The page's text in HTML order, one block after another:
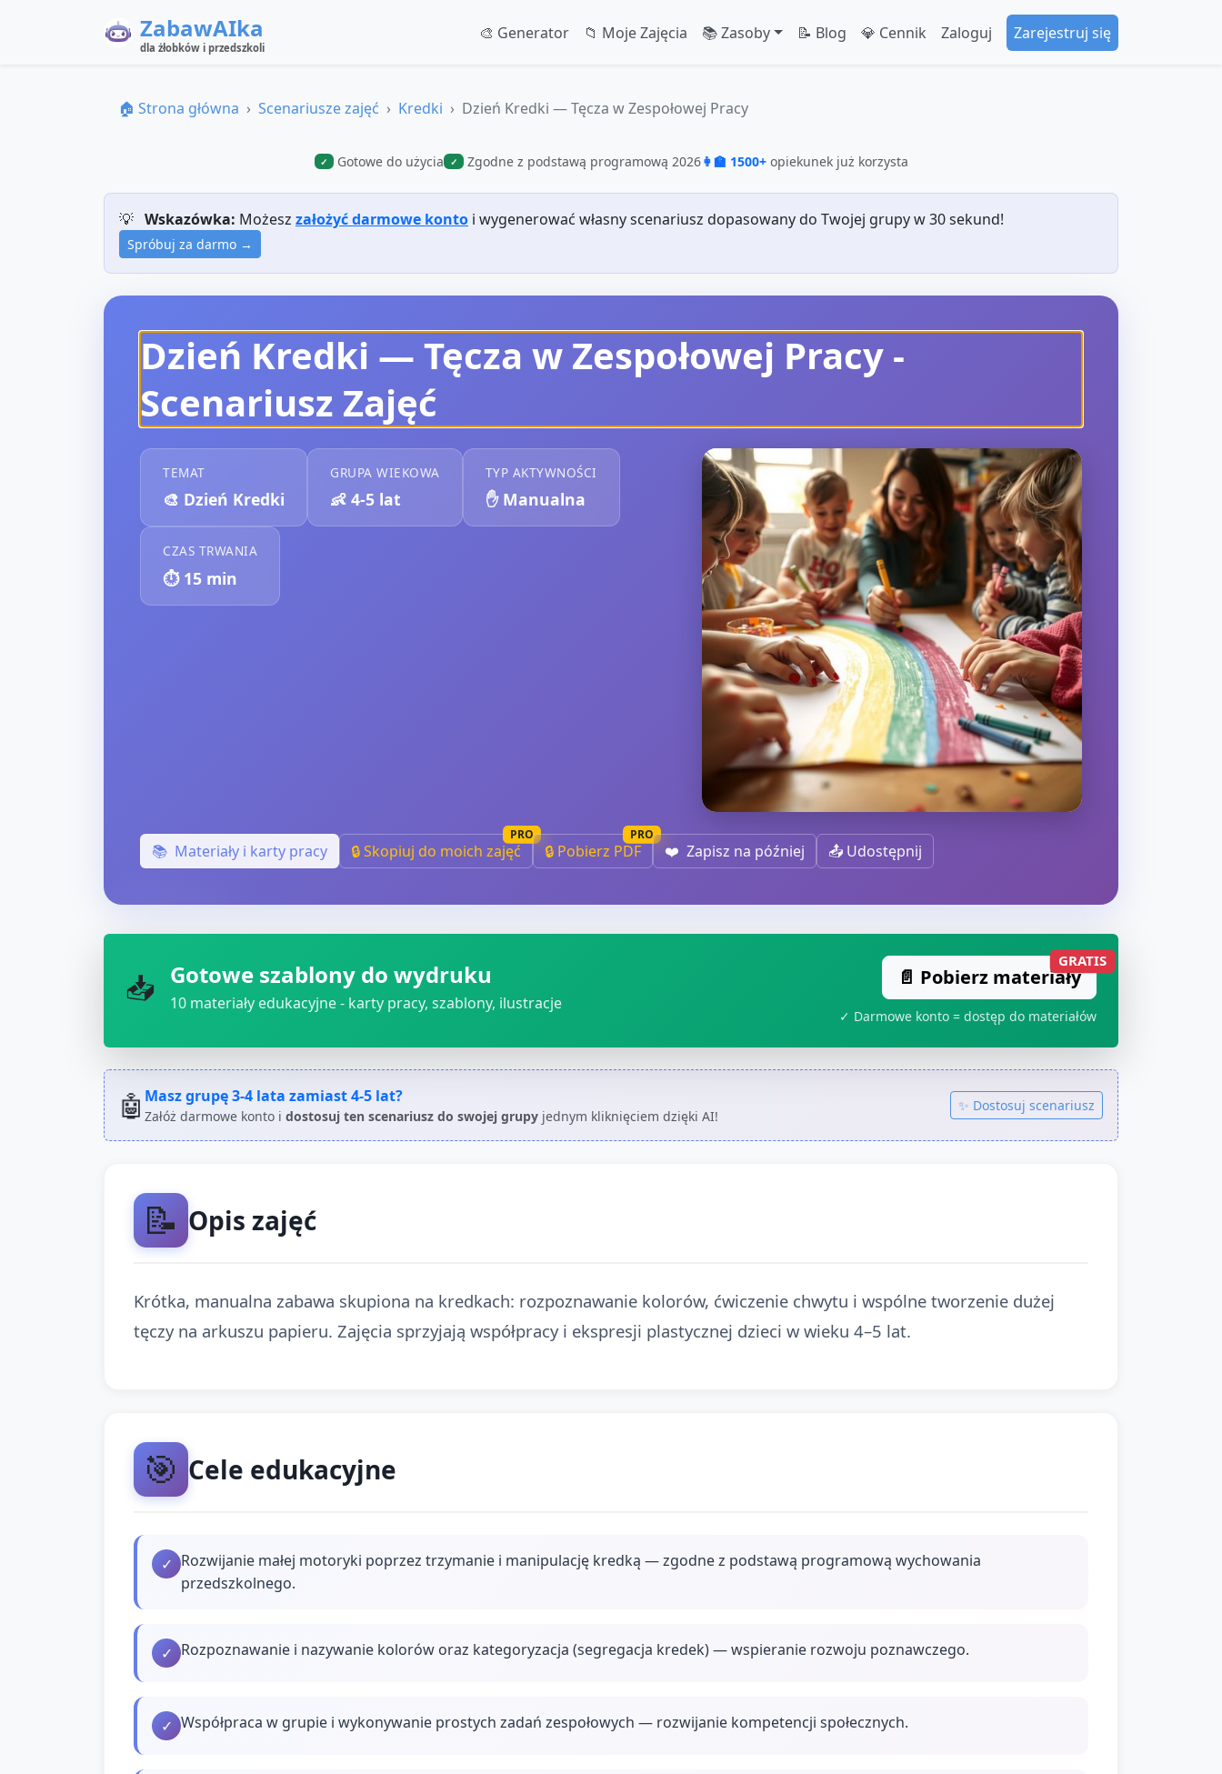
ZabawAIka
dla żłobków i przedszkoli
🎨 Generator 📁 Moje Zajęcia 📚 Zasoby 📝 Blog 💎 Cennik Zaloguj Zarejestruj się
🏠 Strona główna Scenariusze zajęć Kredki Dzień Kredki — Tęcza w Zespołowej Pracy
✓ Gotowe do użycia ✓ Zgodne z podstawą programową 2026👩‍🏫 1500+ opiekunek już korzysta
💡 Wskazówka: Możesz założyć darmowe konto i wygenerować własny scenariusz dopasowany do Twojej grupy w 30 sekund!
Spróbuj za darmo →
Dzień Kredki — Tęcza w Zespołowej Pracy -
Scenariusz Zajęć
TEMAT
🎨 Dzień Kredki
GRUPA WIEKOWA
👶 4-5 lat
TYP AKTYWNOŚCI
✋ Manualna
CZAS TRWANIA
⏱️ 15 min
📚 Materiały i karty pracy 🔒 Skopiuj do moich zajęć
PRO
🔒 Pobierz PDF
PRO
❤️ Zapisz na później 📤 Udostępnij
📥 Gotowe szablony do wydruku
10 materiały edukacyjne - karty pracy, szablony, ilustracje
📄 Pobierz materiały
GRATIS
✓ Darmowe konto = dostęp do materiałów
🤖Masz grupę3-4 lata zamiast4-5 lat?
Załóż darmowe konto i dostosuj ten scenariusz do swojej grupy jednym kliknięciem dzięki AI!
✨ Dostosuj scenariusz
📝 Opis zajęć
Krótka, manualna zabawa skupiona na kredkach: rozpoznawanie kolorów, ćwiczenie chwytu i wspólne tworzenie dużej
tęczy na arkuszu papieru. Zajęcia sprzyjają współpracy i ekspresji plastycznej dzieci w wieku 4–5 lat.
🎯 Cele edukacyjne
✓ Rozwijanie małej motoryki poprzez trzymanie i manipulację kredką — zgodne z podstawą programową wychowania
przedszkolnego.
✓ Rozpoznawanie i nazywanie kolorów oraz kategoryzacja (segregacja kredek) — wspieranie rozwoju poznawczego.
✓ Współpraca w grupie i wykonywanie prostych zadań zespołowych — rozwijanie kompetencji społecznych.